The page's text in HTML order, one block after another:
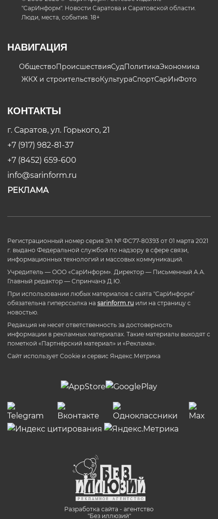
"СарИнформ". Новости Саратова и Саратовской области.
Люди, места, события. 18+
НАВИГАЦИЯ
ОбществоПроисшествияСудПолитикаЭкономика
ЖКХ и строительствоКультураСпортСарИнФото
КОНТАКТЫ
г. Саратов, ул. Горького, 21
+7 (917) 982-81-37
+7 (8452) 659-600
info@sarinform.ru
РЕКЛАМА
Регистрационный номер серия Эл № ФС77-80393 от 01 марта 2021
г. выдано Федеральной службой по надзору в сфере связи,
информационных технологий и массовых коммуникаций.
Учредитель — ООО «СарИнформ». Директор — Письменный А.А.
Главный редактор — Спринчанэ Д.Ю.
При использовании любых материалов с сайта "СарИнформ"
обязательна гиперссылка на sarinform.ru или на страницу с
новостью.
Редакция не несет ответственность за достоверность
информации в рекламных материалах. Такие материалы выходят с
пометкой «Партнёрский материал» и «Реклама».
Сайт использует Cookie и сервиc Яндекс.Метрика
Разработка сайта - агентство
"Без иллюзий"